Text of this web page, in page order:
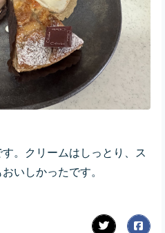
。クリームはしっとり、ス
いしかったです。